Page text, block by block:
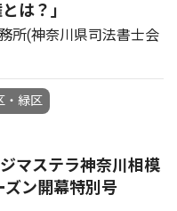
は？｣
所(神奈川県司法書士会
・緑区
マステラ神奈川相模
ン開幕特別号